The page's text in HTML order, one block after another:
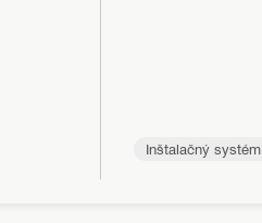
Inštalačný systém